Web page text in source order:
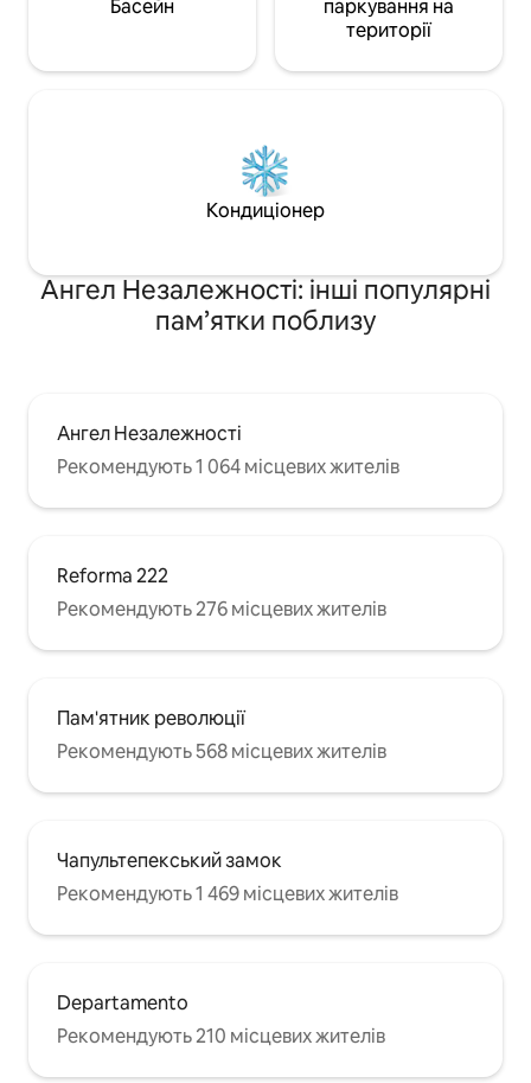
Басейн
паркування на
території
Кондиціонер
Ангел Незалежності: інші популярні
пам’ятки поблизу
Ангел Незалежності
Рекомендують 1 064 місцевих жителів
Reforma 222
Рекомендують 276 місцевих жителів
Пам'ятник революції
Рекомендують 568 місцевих жителів
Чапультепекський замок
Рекомендують 1 469 місцевих жителів
Departamento
Рекомендують 210 місцевих жителів